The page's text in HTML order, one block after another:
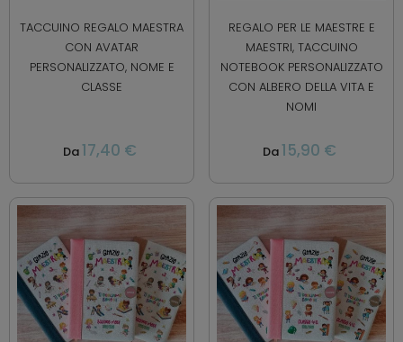
TACCUINO REGALO MAESTRA
CON AVATAR
PERSONALIZZATO, NOME E
CLASSE
Da17,40 €
REGALO PER LE MAESTRE E
MAESTRI, TACCUINO
NOTEBOOK PERSONALIZZATO
CON ALBERO DELLA VITA E
NOMI
Da15,90 €